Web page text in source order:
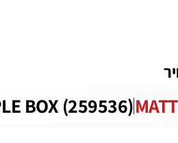
APPLE BOX (259536)